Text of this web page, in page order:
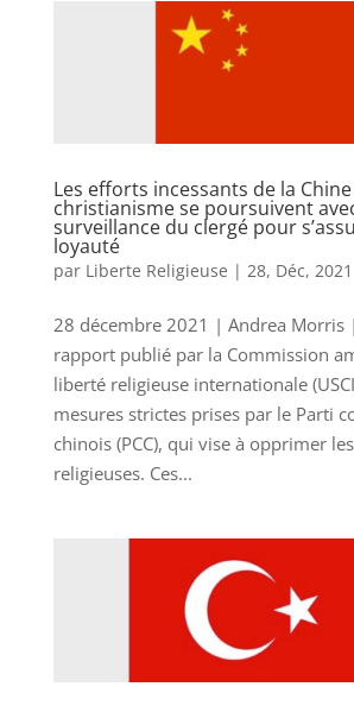
Les efforts incessants de la
christianisme se poursuivent
surveillance du clergé pour
loyauté
par Liberte Religieuse | 28, Déc, 2021
28 décembre 2021 | Andrea Morris
rapport publié par la Commission
liberté religieuse internationale
mesures strictes prises par le Parti
chinois (PCC), qui vise à opprimer
religieuses. Ces...